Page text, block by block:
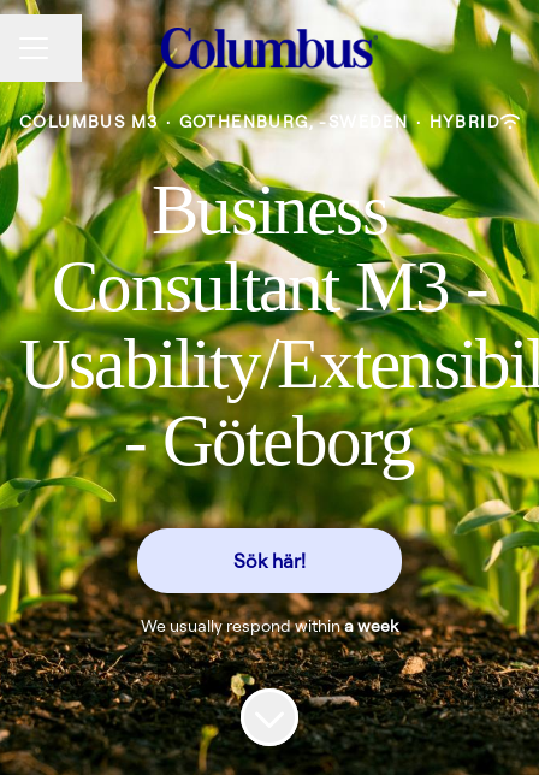
CAREER MENU
Share page
COLUMBUS M3 · GOTHENBURG, -SWEDEN · HYBRID
Business
Consultant M3 -
Usability/
- Göteborg
Sök här!
We usually respond withina week